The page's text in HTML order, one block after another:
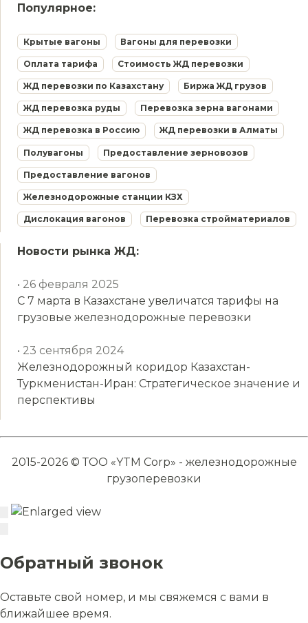
Популярное:
Крытые вагоны Вагоны для перевозки
Оплата тарифа Стоимость ЖД перевозки
ЖД перевозки по Казахстану Биржа ЖД грузов
ЖД перевозка руды Перевозка зерна вагонами
ЖД перевозка в Россию ЖД перевозки в Алматы
Полувагоны Предоставление зерновозов
Предоставление вагонов
Железнодорожные станции КЗХ
Дислокация вагонов Перевозка стройматериалов
Новости рынка ЖД:
• 26 февраля 2025
С 7 марта в Казахстане увеличатся тарифы на
грузовые железнодорожные перевозки
• 23 сентября 2024
Железнодорожный коридор Казахстан-
Туркменистан-Иран: Стратегическое значение и
перспективы
2015-2026 © ТОО «YTM Corp» - железнодорожные
грузоперевозки
Обратный звонок
Оставьте свой номер, и мы свяжемся с вами в
ближайшее время.